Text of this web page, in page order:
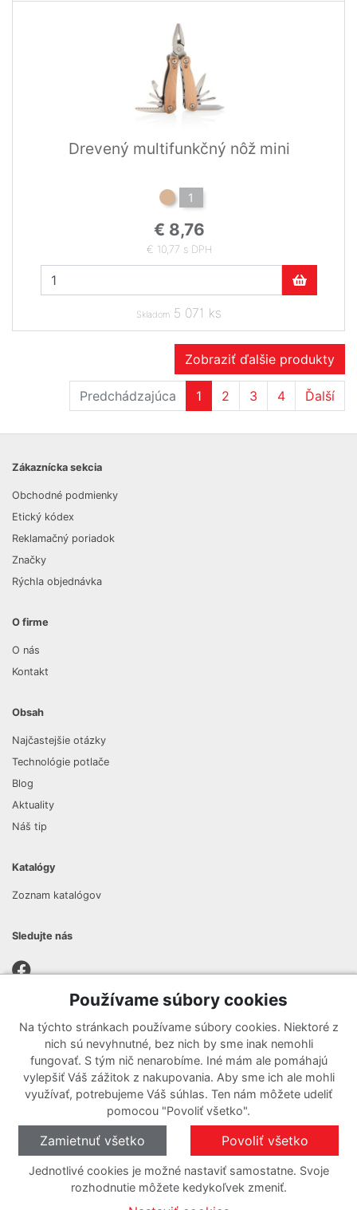
Drevený multifunkčný nôž mini
1
€ 8,76
€ 10,77 s DPH
Skladom 5 071 ks
Zobraziť ďalšie produkty
Predchádzajúca 1 2 3 4 Ďalší
Zákaznícka sekcia
Obchodné podmienky
Etický kódex
Reklamačný poriadok
Značky
Rýchla objednávka
O firme
O nás
Kontakt
Obsah
Najčastejšie otázky
Technológie potlače
Blog
Aktuality
Náš tip
Katalógy
Zoznam katalógov
Sledujte nás
Zaregistrujte sa k odberu nášho newslettera a nenechajte si
ujsť žiadne ponuky ani nové produkty.
Používame súbory cookies
Na týchto stránkach používame súbory cookies. Niektoré z
nich sú nevyhnutné, bez nich by sme inak nemohli
fungovať. S tým nič nenarobíme. Iné mám ale pomáhajú
vylepšiť Váš zážitok z nakupovania. Aby sme ich ale mohli
využívať, potrebujeme Váš súhlas. Ten nám môžete udeliť
pomocou "Povoliť všetko".
Zamietnuť všetko Povoliť všetko
Jednotlivé cookies je možné nastaviť samostatne. Svoje
rozhodnutie môžete kedykoľvek zmeniť.